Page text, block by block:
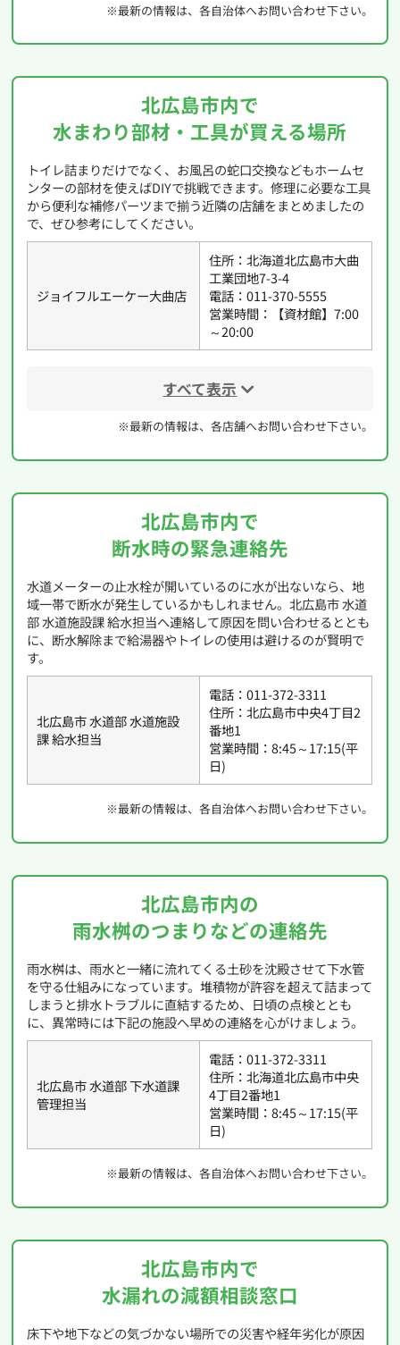
※最新の情報は、各自治体へお問い合わせ下さい。
北広島市内で
水まわり部材・工具が買える場所
トイレ詰まりだけでなく、お風呂の蛇口交換などもホームセ
ンターの部材を使えばDIYで挑戦できます。修理に必要な工具
から便利な補修パーツまで揃う近隣の店舗をまとめましたの
で、ぜひ参考にしてください。
ジョイフルエーケー大曲店
住所：北海道北広島市大曲
工業団地7-3-4
電話：011-370-5555
営業時間：【資材館】7:00
～20:00
すべて表示
※最新の情報は、各店舗へお問い合わせ下さい。
北広島市内で
断水時の緊急連絡先
水道メーターの止水栓が開いているのに水が出ないなら、地
域一帯で断水が発生しているかもしれません。北広島市 水道
部 水道施設課 給水担当へ連絡して原因を問い合わせるととも
に、断水解除まで給湯器やトイレの使用は避けるのが賢明で
す。
北広島市 水道部 水道施設
課 給水担当
電話：011-372-3311
住所：北広島市中央4丁目2
番地1
営業時間：8:45～17:15(平
日)
※最新の情報は、各自治体へお問い合わせ下さい。
北広島市内の
雨水桝のつまりなどの連絡先
雨水桝は、雨水と一緒に流れてくる土砂を沈殿させて下水管
を守る仕組みになっています。堆積物が許容を超えて詰まって
しまうと排水トラブルに直結するため、日頃の点検ととも
に、異常時には下記の施設へ早めの連絡を心がけましょう。
北広島市 水道部 下水道課
管理担当
電話：011-372-3311
住所：北海道北広島市中央
4丁目2番地1
営業時間：8:45～17:15(平
日)
※最新の情報は、各自治体へお問い合わせ下さい。
北広島市内で
水漏れの減額相談窓口
床下や地下などの気づかない場所での災害や経年劣化が原因